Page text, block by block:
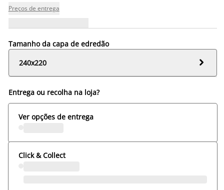
Preços de entrega
Tamanho da capa de edredão
240x220

Entrega ou recolha na loja?
Ver opções de entrega
Click & Collect